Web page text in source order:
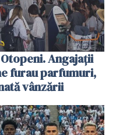
Angajații
furau parfumuri,
vânzării